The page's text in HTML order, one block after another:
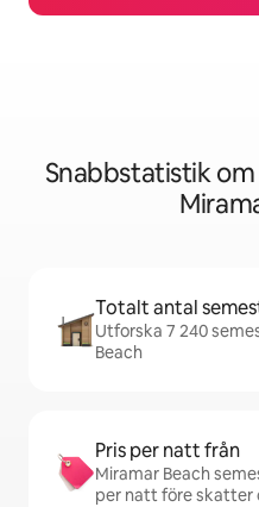
Snabbstatistik
Totalt antal
Utforska 7 240
Beach
Pris per natt från
Miramar Beach
per natt före skatter